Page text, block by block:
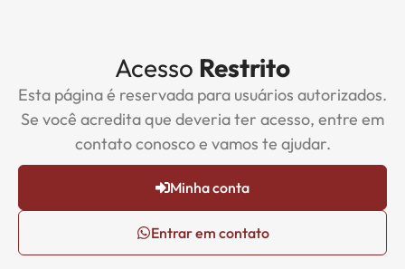
Acesso Restrito
Esta página é reservada para usuários autorizados.
Se você acredita que deveria ter acesso, entre em
contato conosco e vamos te ajudar.
Minha conta
Entrar em contato